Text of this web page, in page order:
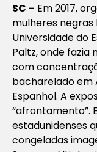
SC – Em 2017,
mulheres
Universidade do
Paltz, onde fazia
com
bacharelado
Espanhol. A
“afrontamento”.
estadunidenses
congeladas